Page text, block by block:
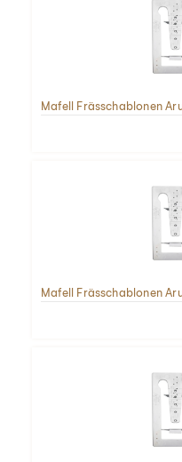
Mafell Frässchablonen
Mafell Frässchablonen